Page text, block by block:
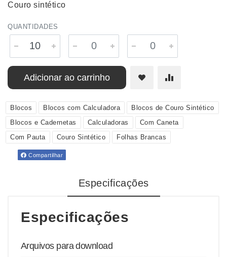
Couro sintético
QUANTIDADES
Adicionar ao carrinho
Blocos Blocos com Calculadora
Blocos de Couro Sintético
Blocos e Cadernetas
Calculadoras
Com Caneta
Com Pauta
Couro Sintético Folhas Brancas
Compartilhar
Especificações
Especificações
Arquivos para download